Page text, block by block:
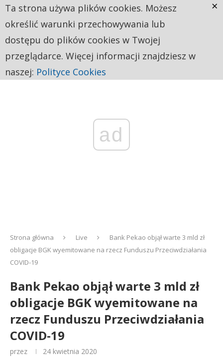
ad
Strona główna Live
Bank Pekao objął warte 3 mld zł
obligacje BGK wyemitowane na rzecz Funduszu Przeciwdziałania
COVID-19
Bank Pekao objął warte 3 mld zł
obligacje BGK wyemitowane na
rzecz Funduszu Przeciwdziałania
COVID-19
przez 24 kwietnia 2020
Ta strona używa plików cookies. Możesz
określić warunki przechowywania lub
dostępu do plików cookies w Twojej
przeglądarce. Więcej informacji znajdziesz w
naszej: Polityce Cookies
×